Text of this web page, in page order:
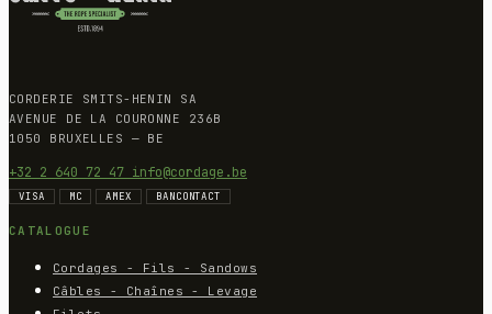
CORDERIE SMITS-HENIN SA
AVENUE DE LA COURONNE 236B
1050 BRUXELLES — BE
+32 2 640 72 47 info@cordage.be
VISA MC AMEX BANCONTACT
CATALOGUE
Cordages - Fils - Sandows
Câbles - Chaînes - Levage